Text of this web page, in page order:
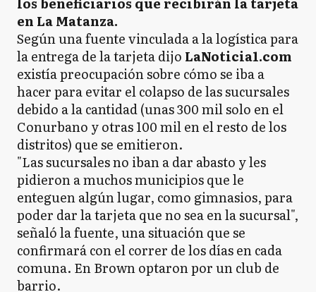
en La Matanza.
Según una fuente vinculada a la logística para
la entrega de la tarjeta dijo LaNoticia1.com
existía preocupación sobre cómo se iba a
hacer para evitar el colapso de las sucursales
debido a la cantidad (unas 300 mil solo en el
Conurbano y otras 100 mil en el resto de los
distritos) que se emitieron.
"Las sucursales no iban a dar abasto y les
pidieron a muchos municipios que le
enteguen algún lugar, como gimnasios, para
poder dar la tarjeta que no sea en la sucursal",
señaló la fuente, una situación que se
confirmará con el correr de los días en cada
comuna. En Brown optaron por un club de
barrio.